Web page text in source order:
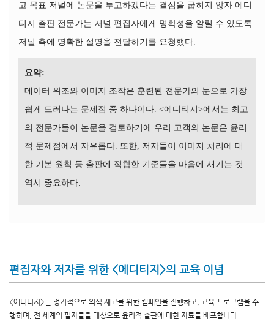
고 목표 저널에 논문을 투고하겠다는 결심을 굽히지 않자 에디
티지 출판 전문가는 저널 편집자에게 명확성을 알릴 수 있도록
저널 측에 명확한 설명을 전달하기를 요청했다.
요약:
데이터 위조와 이미지 조작은 훈련된 전문가의 눈으로 가장
쉽게 드러나는 문제점 중 하나이다. <에디티지>에서는 최고
의 전문가들이 논문을 검토하기에 우리 고객의 논문은 윤리
적 문제점에서 자유롭다. 또한, 저자들이 이미지 처리에 대
한 기본 원칙 등 출판에 적합한 기준들을 마음에 새기는 것
역시 중요하다.
편집자와 저자를 위한 <에디티지>의 교육 이념
<에디티지>는 정기적으로 의식 제고를 위한 캠페인을 진행하고, 교육 프로그램을 수
행하며, 전 세계의 필자들을 대상으로 윤리적 출판에 대한 자료를 배포합니다.